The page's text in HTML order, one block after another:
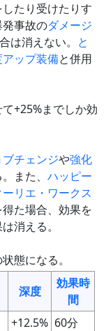
したり受けたりす
事故のダメージ
は消えない。 と
ップ装備と併用
+25%までしか効
ブチェンジや強化
また、 ハッピー
ーリエ・ワークス
た場合、効果を
消える。
態になる。
深度
効果時
間
+12.5% 60分